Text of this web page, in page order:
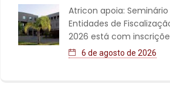
Atricon apoia:
Entidades de
2026 está com
6 de agosto de 2026